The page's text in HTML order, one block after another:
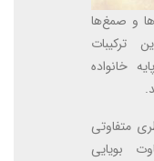
و صمغ‌ها
ترکیبات
خانواده
متفاوتی
بویایی